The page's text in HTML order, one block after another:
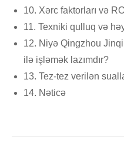
10. Xərc faktorları və
11. Texniki qulluq və
12. Niyə Qingzhou
ilə işləmək lazımdır?
13. Tez-tez verilən
14. Nəticə